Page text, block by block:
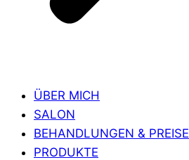
ÜBER MICH
SALON
BEHANDLUNGEN & PREISE
PRODUKTE